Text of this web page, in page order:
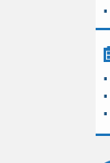
▪
▪
▪
▪